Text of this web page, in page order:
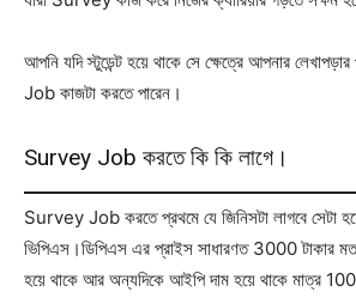
আপনি যদি স্টুডেন্ট হয়ে থাকে সে ক্ষেত্রে আপনার
Job কাজটা করতে পারেন।
Survey Job করতে কি কি লাগে।
Survey Job করতে প্রথমে যে জিনিসটা লাগবে সেটা
ভিপিএস।ডিপিএস এর প্রাইস সাধারণত 3000 টাকার
হয়ে থাকে আর অন্যদিকে আইপি দাম হয়ে থাকে মাত্র